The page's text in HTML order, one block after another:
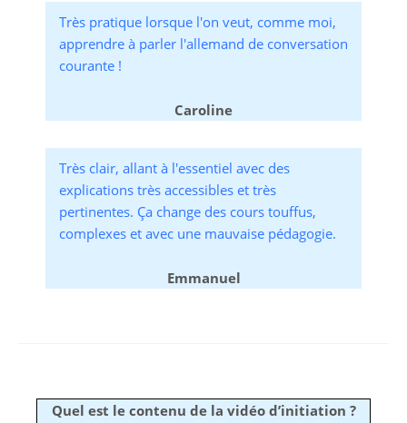
Très pratique lorsque l'on veut, comme moi,
apprendre à parler l'allemand de conversation
courante !
Caroline
Très clair, allant à l'essentiel avec des
explications très accessibles et très
pertinentes. Ça change des cours touffus,
complexes et avec une mauvaise pédagogie.
Emmanuel
Quel est le contenu de la vidéo d’initiation ?